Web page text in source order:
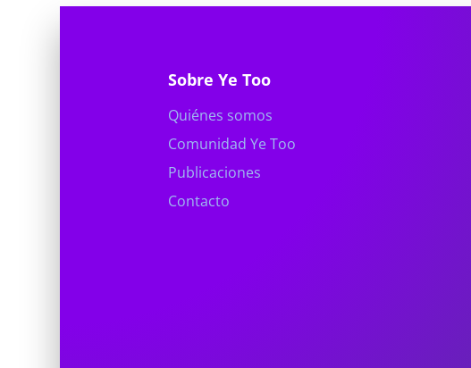
Sobre Ye Too
Quiénes somos
Comunidad Ye Too
Publicaciones
Contacto